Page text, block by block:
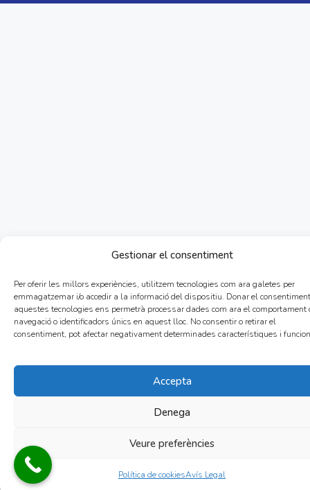
Gestionar el consentiment
Per oferir les millors experiències, utilitzem tecnologies com ara galetes per
emmagatzemar i/o accedir a la informació del dispositiu. Donar el
aquestes tecnologies ens permetrà processar dades com ara el comportament
navegació o identificadors únics en aquest lloc. No consentir o retirar el
consentiment, pot afectar negativament determinades característiques i
Accepta
Denega
Veure preferències
Política de cookiesAvís Legal